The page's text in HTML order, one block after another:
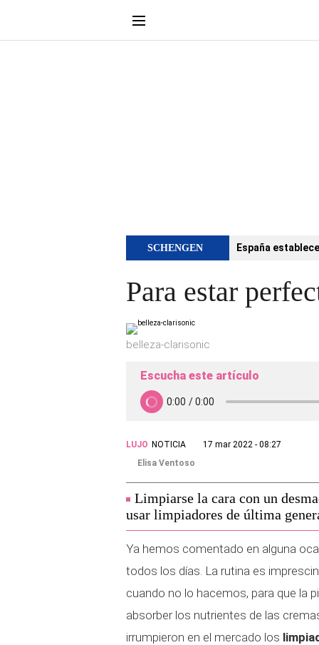
SCHENGEN España
Para estar
belleza-clarisonic
Escucha este artículo
LUJO NOTICIA
17 mar 2022 - 08:27
Elisa Ventoso
Limpiarse la cara con un
usar limpiadores de última
Ya hemos comentado en alguna
todos los días. La rutina es
cuando no lo hacemos, para que la
absorber los nutrientes de las
irrumpieron en el mercado los